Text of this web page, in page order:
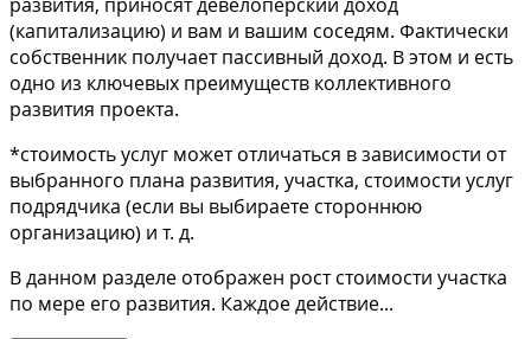
(капитализацию) и вам и вашим соседям. Фактически
собственник получает пассивный доход. В этом и есть
одно из ключевых преимуществ коллективного
развития проекта.
*стоимость услуг может отличаться в зависимости от
выбранного плана развития, участка, стоимости услуг
подрядчика (если вы выбираете стороннюю
организацию) и т. д.
В данном разделе отображен рост стоимости участка
по мере его развития. Каждое действие...